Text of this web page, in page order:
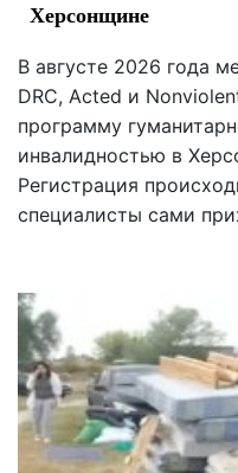
Херсонщине
В августе 2026 года
DRC, Acted и
программу
инвалидностью в
Регистрация
специалисты сами